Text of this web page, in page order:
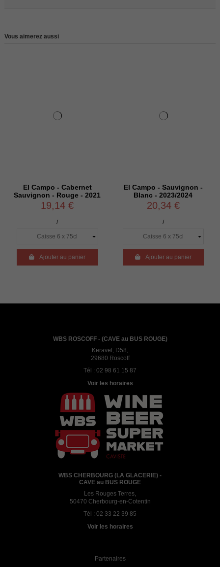
Vous aimerez aussi
El Campo - Cabernet
Sauvignon - Rouge - 2021
19,14 €
Ajouter au panier
El Campo - Sauvignon -
Blanc - 2023/2024
20,34 €
Ajouter au panier
WBS ROSCOFF - (CAVE au BUS ROUGE)
Keravel, D58,
29680 Roscoff
Tél : 02 98 61 15 87
Voir les horaires
WBS CHERBOURG (LA GLACERIE) -
CAVE au BUS ROUGE
Les Rouges Terres,
50470 Cherbourg-en-Cotentin
Tél : 02 33 22 39 85
Voir les horaires
Partenaires